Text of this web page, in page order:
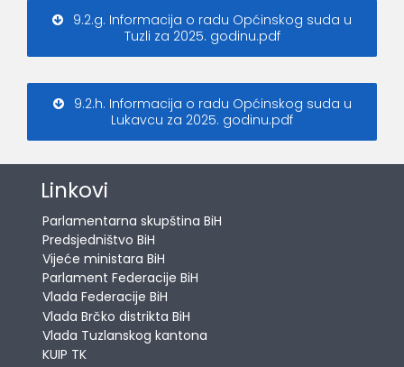
9.2.g. Informacija o radu Općinskog suda u
Tuzli za 2025. godinu.pdf
9.2.h. Informacija o radu Općinskog suda u
Lukavcu za 2025. godinu.pdf
Linkovi
Parlamentarna skupština BiH
Predsjedništvo BiH
Vijeće ministara BiH
Parlament Federacije BiH
Vlada Federacije BiH
Vlada Brčko distrikta BiH
Vlada Tuzlanskog kantona
KUIP TK